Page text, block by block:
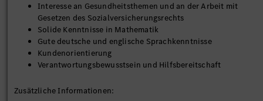
Interesse an Gesundheitsthemen und an der Arbeit mit
Gesetzen des Sozialversicherungsrechts
Solide Kenntnisse in Mathematik
Gute deutsche und englische Sprachkenntnisse
Kundenorientierung
Verantwortungsbewusstsein und Hilfsbereitschaft
Zusätzliche Informationen: